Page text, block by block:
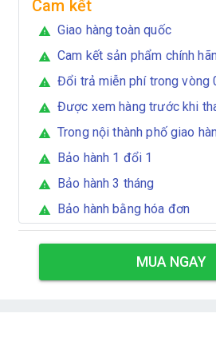
Cam kết
warning Giao hàng toàn quốc
warning Cam kết sản phẩm chính
warning Đổi trả miễn phí trong vòng
warning Được xem hàng trước khi
warning Trong nội thành phố giao
warning Bảo hành 1 đổi 1
warning Bảo hành 3 tháng
warning Bảo hành bằng hóa đơn
MUA NGAY